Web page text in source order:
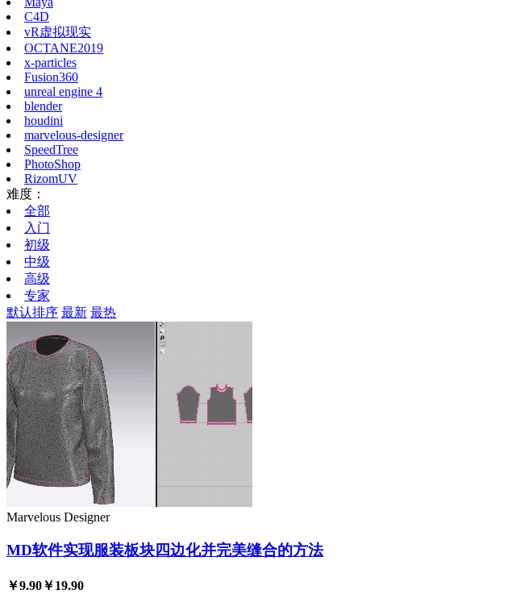
C4D
vR虚拟现实
OCTANE2019
x-particles
Fusion360
unreal engine 4
blender
houdini
marvelous-designer
SpeedTree
PhotoShop
RizomUV
难度：
全部
入门
初级
中级
高级
专家
默认排序 最新 最热
Marvelous Designer
MD软件实现服装板块四边化并完美缝合的方法
￥9.90￥19.90